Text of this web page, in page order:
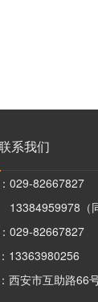
系我们
029-82667827
13384959978（
029-82667827
13363980256
西安市互助路66